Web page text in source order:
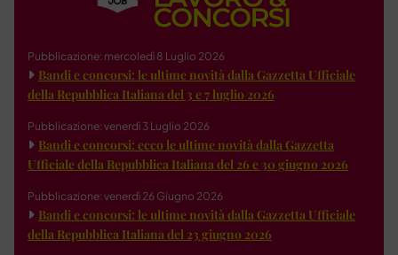
Pubblicazione: mercoledì 8 Luglio 2026
Bandi e concorsi: le ultime novità dalla Gazzetta Ufficiale
della Repubblica Italiana del 3 e 7 luglio 2026
Pubblicazione: venerdì 3 Luglio 2026
Bandi e concorsi: ecco le ultime novità dalla Gazzetta
Ufficiale della Repubblica Italiana del 26 e 30 giugno 2026
Pubblicazione: venerdì 26 Giugno 2026
Bandi e concorsi: le ultime novità dalla Gazzetta Ufficiale
della Repubblica Italiana del 23 giugno 2026